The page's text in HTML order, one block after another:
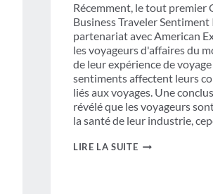
Récemment, le tout premier
Business Traveler
partenariat avec American
les voyageurs d'affaires du
de leur expérience de
sentiments affectent leurs
liés aux voyages. Une
révélé que les voyageurs
la santé de leur industrie,
LIRE LA SUITEVOYAGEURS